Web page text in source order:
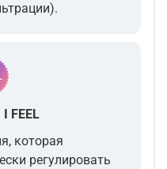
FEEL
которая
регулировать